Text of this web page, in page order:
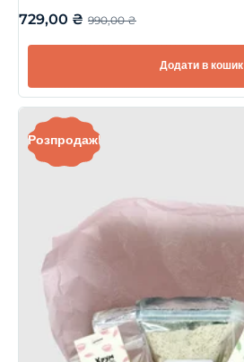
990,00₴
729,00 ₴
Додати в кошик
Розпродаж!